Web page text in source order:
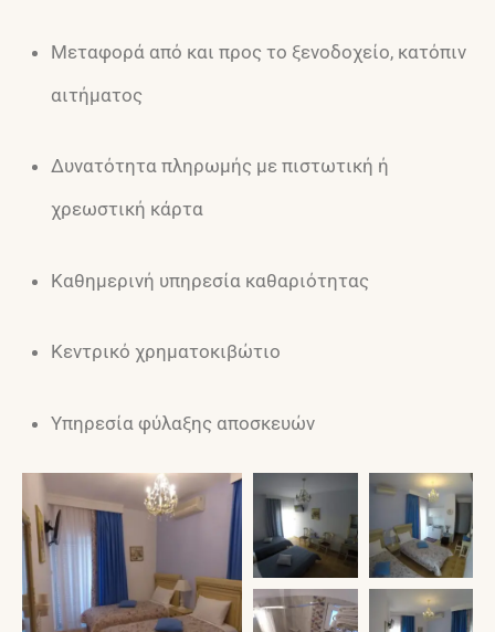
Μεταφορά από και προς το ξενοδοχείο, κατόπιν
αιτήματος
Δυνατότητα πληρωμής με πιστωτική ή
χρεωστική κάρτα
Καθημερινή υπηρεσία καθαριότητας
Κεντρικό χρηματοκιβώτιο
Υπηρεσία φύλαξης αποσκευών